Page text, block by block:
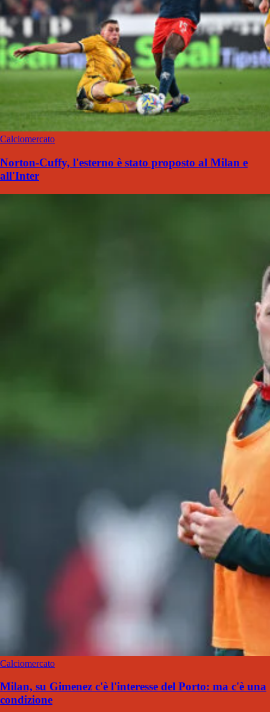
Calciomercato
Norton-Cuffy, l'esterno è stato proposto al Milan e
all'Inter
Calciomercato
Milan, su Gimenez c'è l'interesse del Porto: ma c'è una
condizione